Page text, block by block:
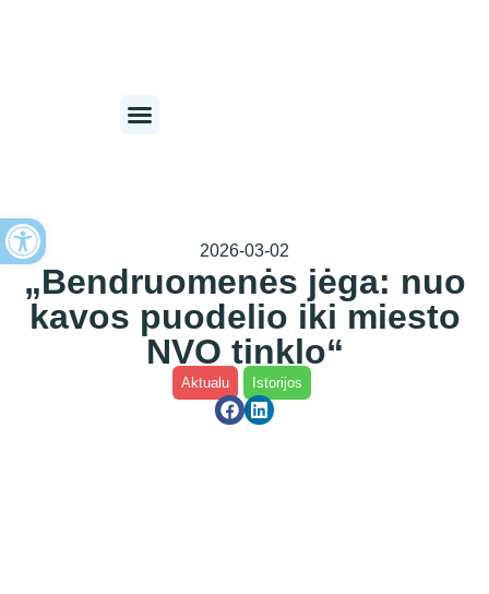
2026-03-02
„Bendruomenės jėga: nuo
kavos puodelio iki miesto
NVO tinklo“
Aktualu Istorijos
Open toolbar